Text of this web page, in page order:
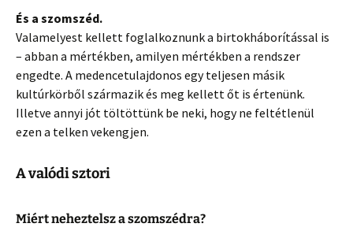
És a szomszéd.
Valamelyest kellett foglalkoznunk a birtokháborítással is
– abban a mértékben, amilyen mértékben a rendszer
engedte. A medencetulajdonos egy teljesen másik
kultúrkörből származik és meg kellett őt is értenünk.
Illetve annyi jót töltöttünk be neki, hogy ne feltétlenül
ezen a telken vekengjen.
A valódi sztori
Miért neheztelsz a szomszédra?